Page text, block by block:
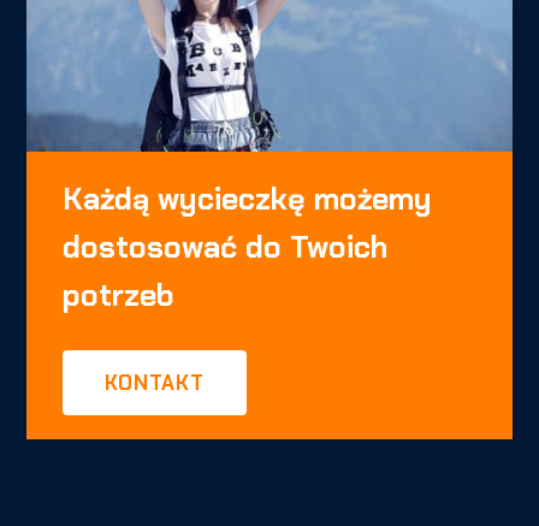
Każdą wycieczkę możemy
dostosować do Twoich
potrzeb
KONTAKT